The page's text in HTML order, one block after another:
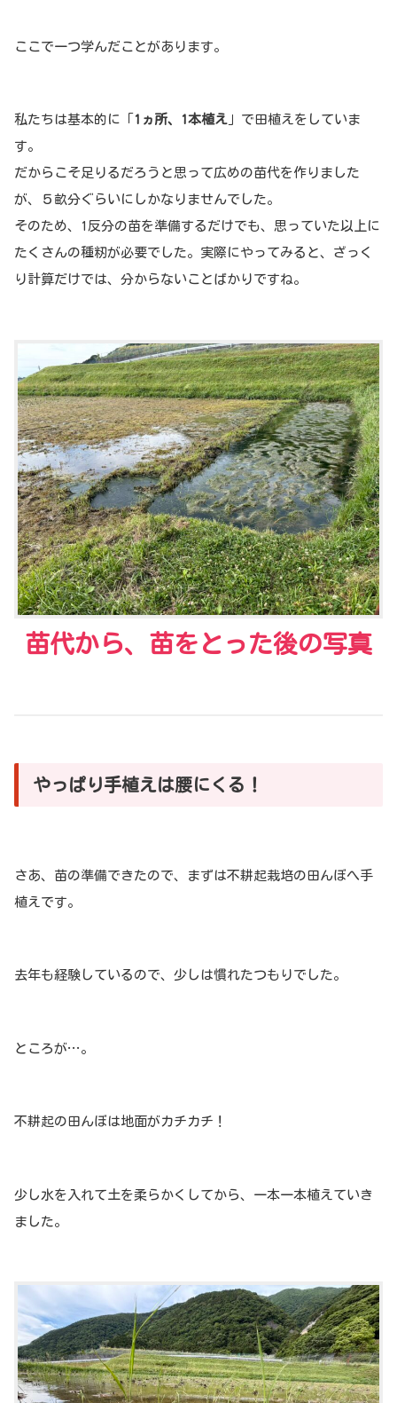
ここで一つ学んだことがあります。
私たちは基本的に「 1ヵ所、1本植え 」で田植えをしていま
す。
だからこそ足りるだろうと思って広めの苗代を作りました
が、５畝分ぐらいにしかなりませんでした。
そのため、1反分の苗を準備するだけでも、思っていた以上に
たくさんの種籾が必要でした。実際にやってみると、ざっく
り計算だけでは、分からないことばかりですね。
苗代から、苗をとった後の写真
やっぱり手植えは腰にくる！
さあ、苗の準備できたので、まずは不耕起栽培の田んぼへ手
植えです。
去年も経験しているので、少しは慣れたつもりでした。
ところが…。
不耕起の田んぼは地面がカチカチ！
少し水を入れて土を柔らかくしてから、一本一本植えていき
ました。